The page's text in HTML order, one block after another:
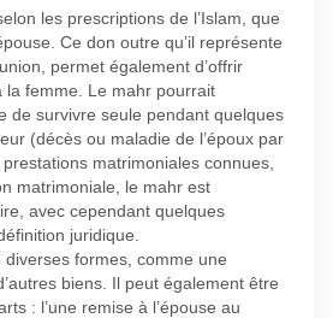
les prescriptions de l’Islam, que
Ce don outre qu’il représente
permet également d’offrir
la femme. Le mahr pourrait
de survivre seule pendant quelques
(décès ou maladie de l’époux par
matrimoniales connues,
matrimoniale, le mahr est
avec cependant quelques
juridique.
formes, comme une
biens. Il peut également être
: l’une remise à l’épouse au